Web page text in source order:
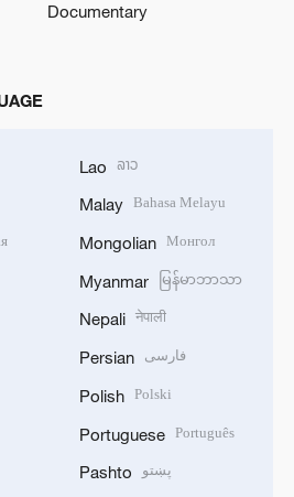
Documentary
Lao ລາວ
Malay Bahasa Melayu
Mongolian Монгол
Myanmar မြန်မာဘာသာ
Nepali नेपाली
Persian فارسی
Polish Polski
Portuguese Português
Pashto پښتو